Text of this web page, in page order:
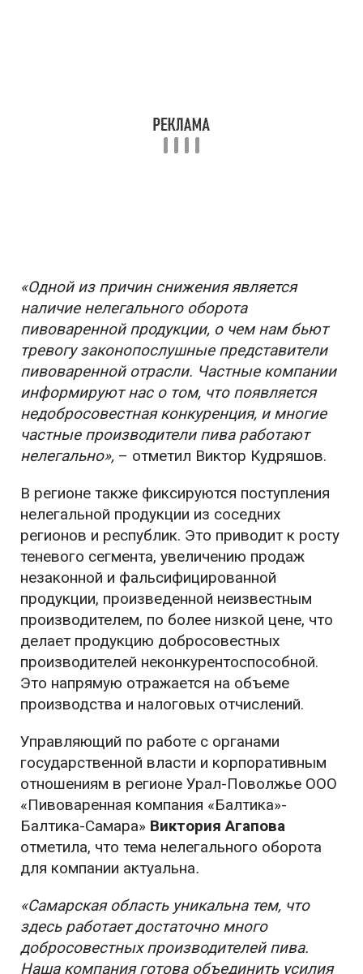
«Одной из причин снижения является
наличие нелегального оборота
пивоваренной продукции, о чем нам бьют
тревогу законопослушные представители
пивоваренной отрасли. Частные компании
информируют нас о том, что появляется
недобросовестная конкуренция, и многие
частные производители пива работают
нелегально», – отметил Виктор Кудряшов.
В регионе также фиксируются поступления
нелегальной продукции из соседних
регионов и республик. Это приводит к росту
теневого сегмента, увеличению продаж
незаконной и фальсифицированной
продукции, произведенной неизвестным
производителем, по более низкой цене, что
делает продукцию добросовестных
производителей неконкурентоспособной.
Это напрямую отражается на объеме
производства и налоговых отчислений.
Управляющий по работе с органами
государственной власти и корпоративным
отношениям в регионе Урал-Поволжье ООО
«Пивоваренная компания «Балтика»-
Балтика-Самара» Виктория Агапова
отметила, что тема нелегального оборота
для компании актуальна.
«Самарская область уникальна тем, что
здесь работает достаточно много
добросовестных производителей пива.
Наша компания готова объединить усилия